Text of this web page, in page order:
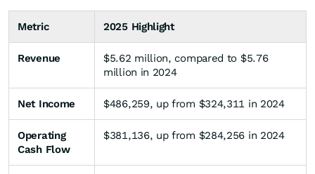
Metric 2025 Highlight
Revenue
$5.62 million, compared to $5.76
million in 2024
Net Income $486,259, up from $324,311 in 2024
Operating
Cash Flow
$381,136, up from $284,256 in 2024